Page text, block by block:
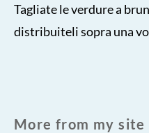
Tagliate le verdure a
distribuiteli sopra una
More from my site